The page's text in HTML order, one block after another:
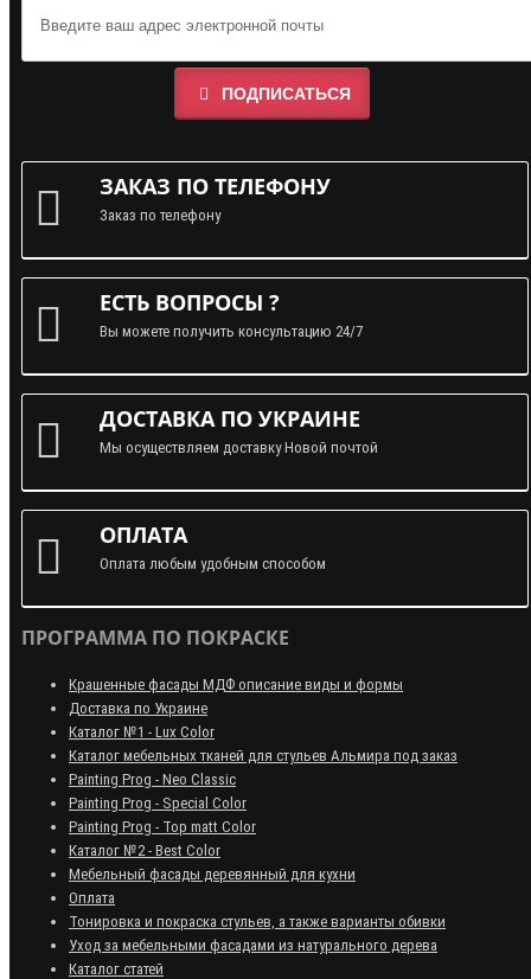
ПОДПИСАТЬСЯ
ЗАКАЗ ПО ТЕЛЕФОНУ
Заказ по телефону
ЕСТЬ ВОПРОСЫ ?
Вы можете получить консультацию 24/7
ДОСТАВКА ПО УКРАИНЕ
Мы осуществляем доставку Новой почтой
ОПЛАТА
Оплата любым удобным способом
ПРОГРАММА ПО ПОКРАСКЕ
Крашенные фасады МДФ описание виды и формы
Доставка по Украине
Каталог №1 - Lux Color
Каталог мебельных тканей для стульев Альмира под заказ
Painting Prog - Neo Classiс
Painting Prog - Special Color
Painting Prog - Top matt Color
Каталог №2 - Best Color
Мебельный фасады деревянный для кухни
Оплата
Тонировка и покраска стульев, а также варианты обивки
Уход за мебельными фасадами из натурального дерева
Каталог статей